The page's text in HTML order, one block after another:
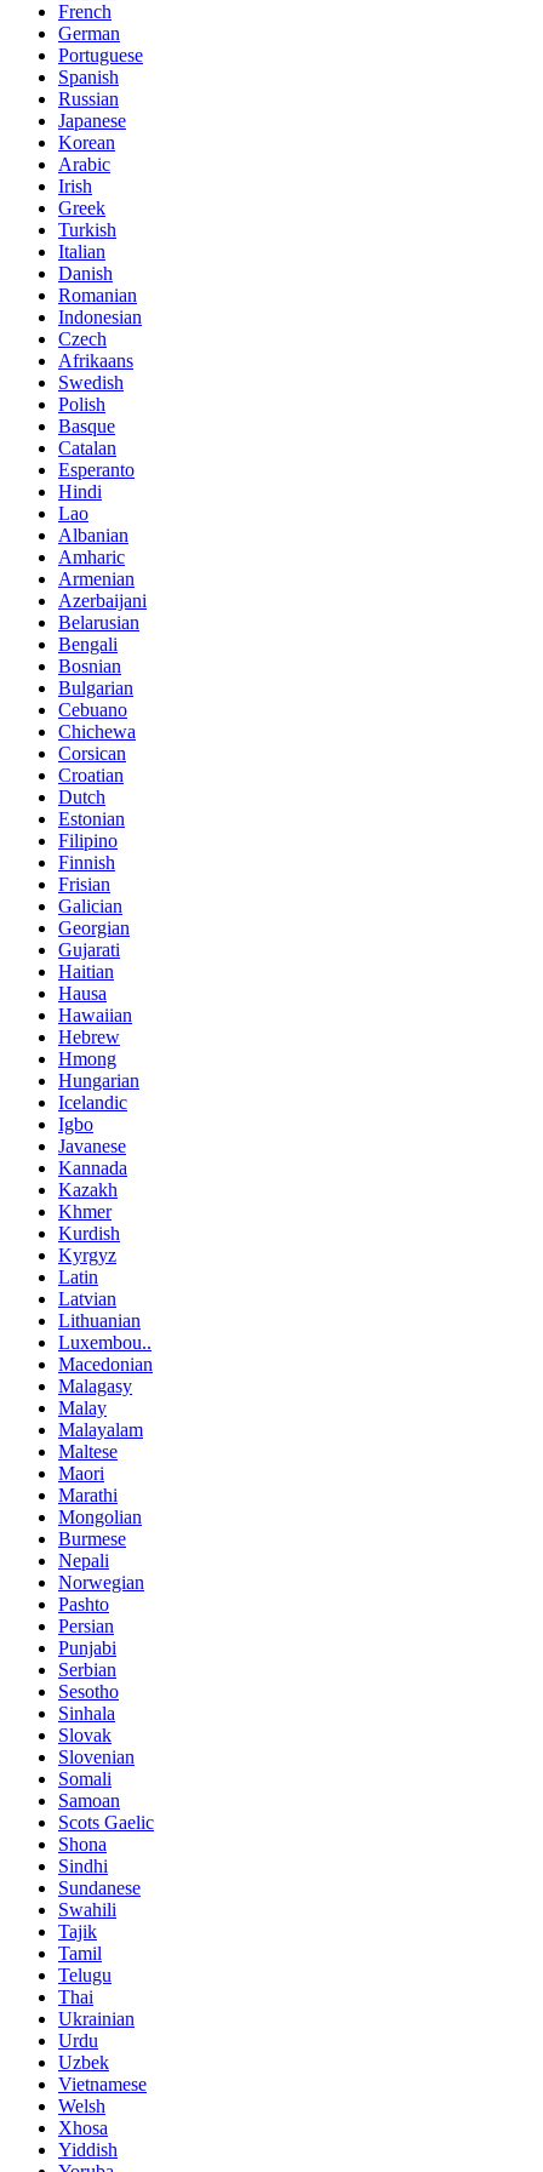
French
German
Portuguese
Spanish
Russian
Japanese
Korean
Arabic
Irish
Greek
Turkish
Italian
Danish
Romanian
Indonesian
Czech
Afrikaans
Swedish
Polish
Basque
Catalan
Esperanto
Hindi
Lao
Albanian
Amharic
Armenian
Azerbaijani
Belarusian
Bengali
Bosnian
Bulgarian
Cebuano
Chichewa
Corsican
Croatian
Dutch
Estonian
Filipino
Finnish
Frisian
Galician
Georgian
Gujarati
Haitian
Hausa
Hawaiian
Hebrew
Hmong
Hungarian
Icelandic
Igbo
Javanese
Kannada
Kazakh
Khmer
Kurdish
Kyrgyz
Latin
Latvian
Lithuanian
Luxembou..
Macedonian
Malagasy
Malay
Malayalam
Maltese
Maori
Marathi
Mongolian
Burmese
Nepali
Norwegian
Pashto
Persian
Punjabi
Serbian
Sesotho
Sinhala
Slovak
Slovenian
Somali
Samoan
Scots Gaelic
Shona
Sindhi
Sundanese
Swahili
Tajik
Tamil
Telugu
Thai
Ukrainian
Urdu
Uzbek
Vietnamese
Welsh
Xhosa
Yiddish